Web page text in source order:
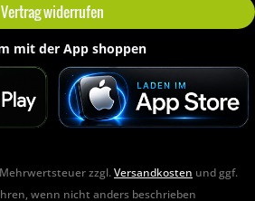
Vertrag widerrufen
mit der App shoppen
zzgl.Versandkosten und ggf.
wenn nicht anders beschrieben